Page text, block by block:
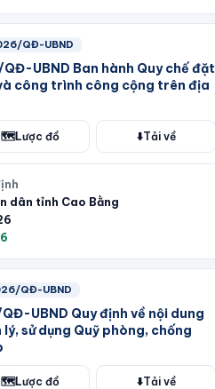
QĐ-UBND
UBND Ban hành Quy chế đặt
công trình công cộng trên địa
🗺️Lược đồ ⬇️Tải về
dân tỉnh Cao Bằng
QĐ-UBND
UBND Quy định về nội dung
sử dụng Quỹ phòng, chống
🗺️Lược đồ ⬇️Tải về